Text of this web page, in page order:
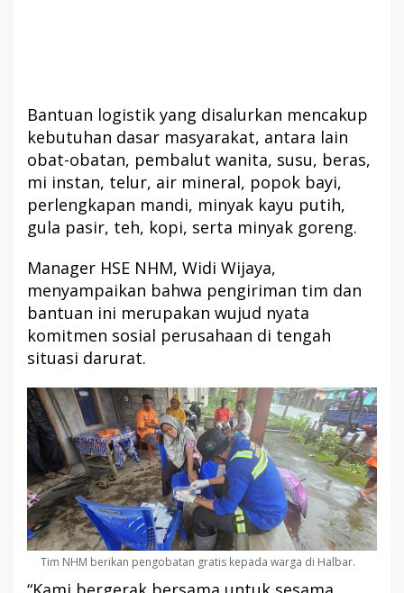
Bantuan logistik yang disalurkan mencakup
kebutuhan dasar masyarakat, antara lain
obat-obatan, pembalut wanita, susu, beras,
mi instan, telur, air mineral, popok bayi,
perlengkapan mandi, minyak kayu putih,
gula pasir, teh, kopi, serta minyak goreng.
Manager HSE NHM, Widi Wijaya,
menyampaikan bahwa pengiriman tim dan
bantuan ini merupakan wujud nyata
komitmen sosial perusahaan di tengah
situasi darurat.
Tim NHM berikan pengobatan gratis kepada warga di Halbar.